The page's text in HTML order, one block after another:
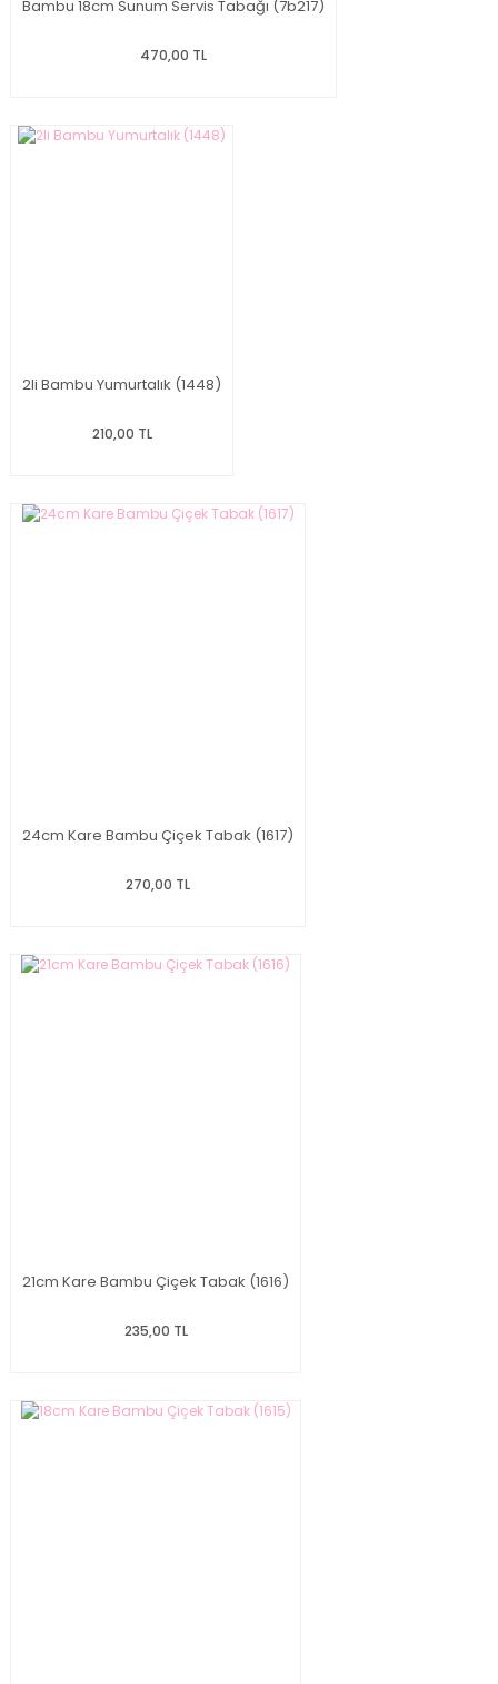
Bambu 18cm Sunum Servis Tabağı (7b217)
470,00 TL
2li Bambu Yumurtalık (1448)
210,00 TL
24cm Kare Bambu Çiçek Tabak (1617)
270,00 TL
21cm Kare Bambu Çiçek Tabak (1616)
235,00 TL